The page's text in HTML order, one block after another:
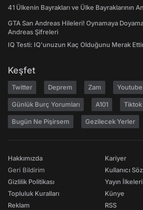
41 Ülkenin Bayrakları ve Ülke Bayraklarının
GTA San Andreas Hileleri! Oynamaya
Andreas Şifreleri
IQ Testi: IQ'unuzun Kaç Olduğunu Merak
Keşfet
Twitter Deprem Zam Youtube
Günlük Burç Yorumları A101 Tiktok
Bugün Ne Pişirsem Gezilecek Yerler
Hakkımızda
Geri Bildirim
Gizlilik Politikası
Topluluk Kuralları
Reklam
Kariyer
Kullanıcı
Yayın İlkeleri
Künye
RSS